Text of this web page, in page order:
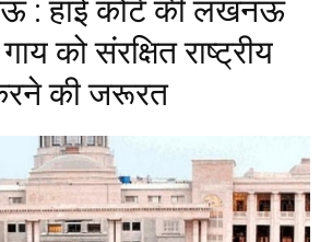
: हाई कोर्ट की लखनऊ
को संरक्षित राष्ट्रीय
की जरूरत